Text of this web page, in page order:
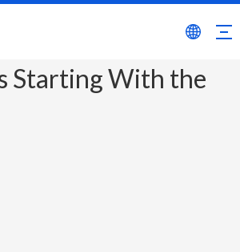
Starting With the